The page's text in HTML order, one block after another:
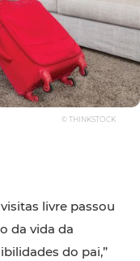
© THINKSTOCK
livre passou
da vida da
do pai,”